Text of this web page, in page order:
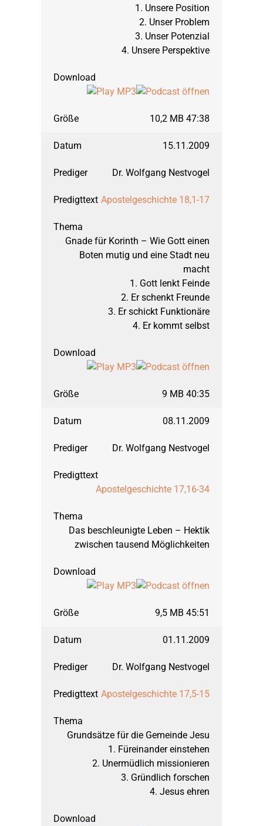
März 2002: 1. und
September 2001: 1.
März 2001: Hosea,
September 1999:
März 1999: Markus,
September 1998:
März 1998:
März 1997:
1. Unsere Position
2. Unser Problem
3. Unser Potenzial
4. Unsere Perspektive
10,2 MB 47:38
15.11.2009
Dr. Wolfgang Nestvogel
Apostelgeschichte 18,1-17
Gnade für Korinth – Wie Gott einen
Boten mutig und eine Stadt neu
macht
1. Gott lenkt Feinde
2. Er schenkt Freunde
3. Er schickt Funktionäre
4. Er kommt selbst
9 MB 40:35
08.11.2009
Dr. Wolfgang Nestvogel
Apostelgeschichte 17,16-34
Das beschleunigte Leben – Hektik
zwischen tausend Möglichkeiten
9,5 MB 45:51
01.11.2009
Dr. Wolfgang Nestvogel
Apostelgeschichte 17,5-15
Grundsätze für die Gemeinde Jesu
1. Füreinander einstehen
2. Unermüdlich missionieren
3. Gründlich forschen
4. Jesus ehren